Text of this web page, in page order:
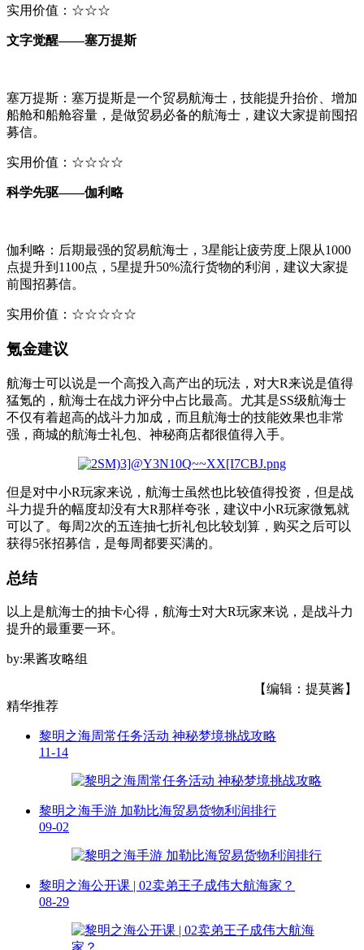
实用价值：☆☆☆
文字觉醒——塞万提斯
塞万提斯：塞万提斯是一个贸易航海士，技能提升抬价、增加
船舱和船舱容量，是做贸易必备的航海士，建议大家提前囤招
募信。
实用价值：☆☆☆☆
科学先驱——伽利略
伽利略：后期最强的贸易航海士，3星能让疲劳度上限从1000
点提升到1100点，5星提升50%流行货物的利润，建议大家提
前囤招募信。
实用价值：☆☆☆☆☆
氪金建议
航海士可以说是一个高投入高产出的玩法，对大R来说是值得
猛氪的，航海士在战力评分中占比最高。尤其是SS级航海士
不仅有着超高的战斗力加成，而且航海士的技能效果也非常
强，商城的航海士礼包、神秘商店都很值得入手。
但是对中小R玩家来说，航海士虽然也比较值得投资，但是战
斗力提升的幅度却没有大R那样夸张，建议中小R玩家微氪就
可以了。每周2次的五连抽七折礼包比较划算，购买之后可以
获得5张招募信，是每周都要买满的。
总结
以上是航海士的抽卡心得，航海士对大R玩家来说，是战斗力
提升的最重要一环。
by:果酱攻略组
【编辑：提莫酱】
精华推荐
黎明之海周常任务活动 神秘梦境挑战攻略
11-14
黎明之海手游 加勒比海贸易货物利润排行
09-02
黎明之海公开课 | 02卖弟王子成伟大航海家？
08-29